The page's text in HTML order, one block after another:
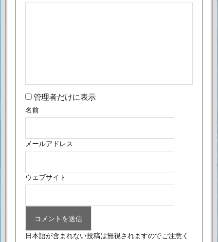
管理者だけに表示
名前
メールアドレス
ウェブサイト
日本語が含まれない投稿は無視されますのでご注意く